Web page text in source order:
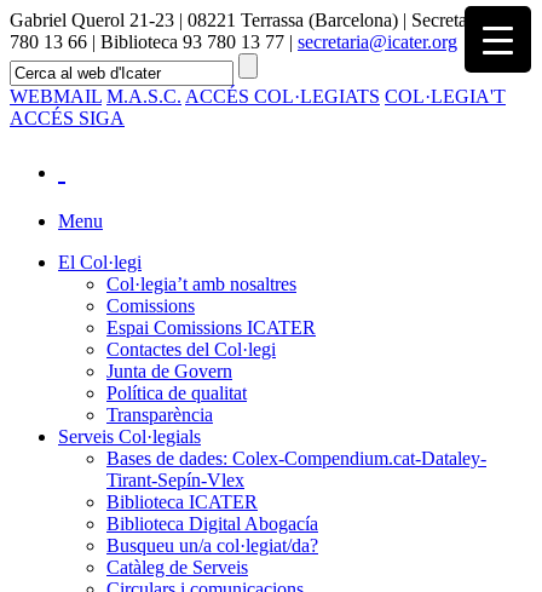
Gabriel Querol 21-23 | 08221 Terrassa (Barcelona) | Secretaria 93
780 13 66 | Biblioteca 93 780 13 77 | secretaria@icater.org
WEBMAIL M.A.S.C. ACCÉS COL·LEGIATS COL·LEGIA'T
ACCÉS SIGA
Menu
El Col·legi
Col·legia’t amb nosaltres
Comissions
Espai Comissions ICATER
Contactes del Col·legi
Junta de Govern
Política de qualitat
Transparència
Serveis Col·legials
Bases de dades: Colex-Compendium.cat-Dataley-
Tirant-Sepín-Vlex
Biblioteca ICATER
Biblioteca Digital Abogacía
Busqueu un/a col·legiat/da?
Catàleg de Serveis